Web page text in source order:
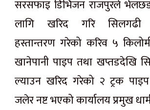
सरसफाइ डिभिजन राजपुरले
लागि खरिद गरि सिलगढी
हस्तान्तरण गरेको करिव ५
खानेपानी पाइप तथा खप्तडदेखि
ल्याउन खरिद गरेको २ ट्रक
जलेर नष्ट भएको कार्यालय प्रमुख